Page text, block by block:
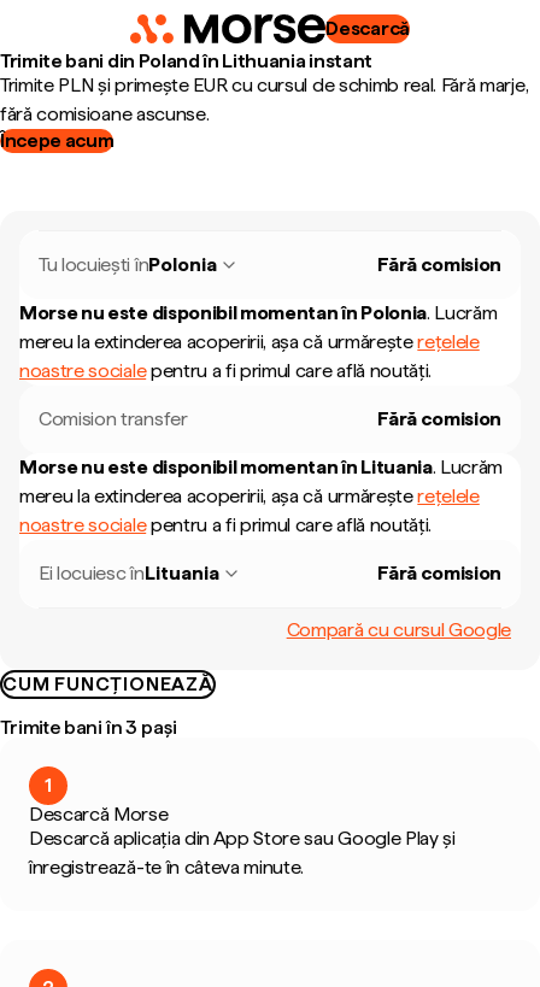
Descarcă
Trimite bani din Poland în Lithuania instant
Trimite PLN și primește EUR cu cursul de schimb real. Fără marje,
fără comisioane ascunse.
Începe acum
Tu locuiești înPolonia Fără comision
Morse nu este disponibil momentan în Polonia. Lucrăm
mereu la extinderea acoperirii, așa că urmăreșterețelele
noastre socialepentru a fi primul care află noutăți.
Comision transfer Fără comision
Morse nu este disponibil momentan în Lituania. Lucrăm
mereu la extinderea acoperirii, așa că urmăreșterețelele
noastre socialepentru a fi primul care află noutăți.
Ei locuiesc înLituania Fără comision
Compară cu cursul Google
CUM FUNCȚIONEAZĂ
Trimite bani în 3 pași
1
Descarcă Morse
Descarcă aplicația din App Store sau Google Play și
înregistrează-te în câteva minute.